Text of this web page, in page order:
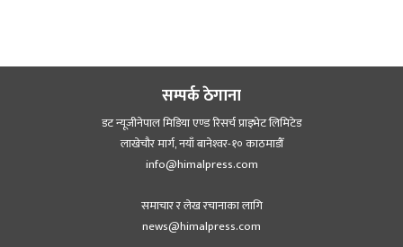
सम्पर्क ठेगाना
डट न्यूजीनेपाल मिडिया एण्ड रिसर्च प्राइभेट लिमिटेड
लाखेचौर मार्ग, नयाँ बानेश्‍वर-१० काठमाडौँ
info@himalpress.com
समाचार र लेख रचानाका लागि
news@himalpress.com